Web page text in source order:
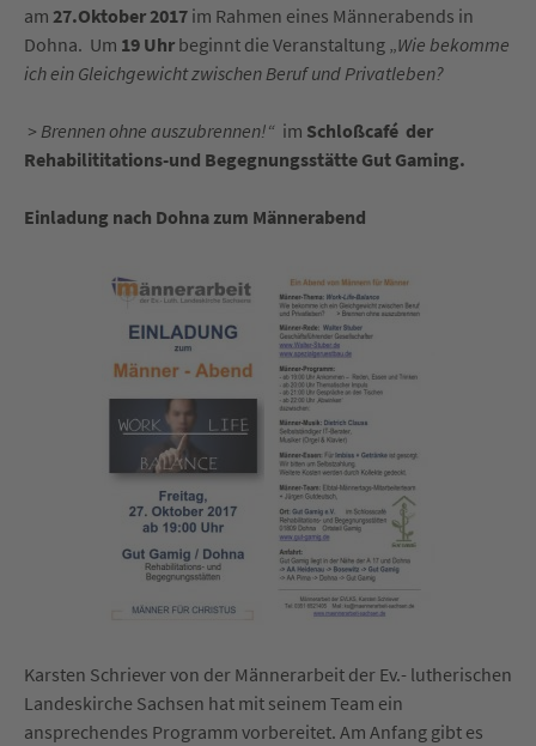
am 27.Oktober 2017 im Rahmen eines Männerabends in
Dohna. Um 19 Uhr beginnt die Veranstaltung „Wie bekomme
ich ein Gleichgewicht zwischen Beruf und Privatleben?
> Brennen ohne auszubrennen!“ im Schloßcafé der
Rehabilititations-und Begegnungsstätte Gut Gaming.
Einladung nach Dohna zum Männerabend
Karsten Schriever von der Männerarbeit der Ev.- lutherischen
Landeskirche Sachsen hat mit seinem Team ein
ansprechendes Programm vorbereitet. Am Anfang gibt es